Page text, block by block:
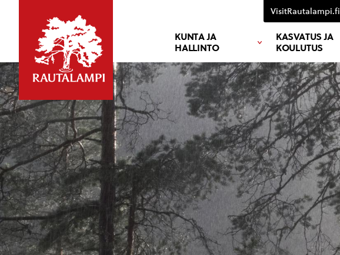
KUNTA JA
HALLINTO
KASVATUS JA
KOULUTUS
VisitRautalampi.fi